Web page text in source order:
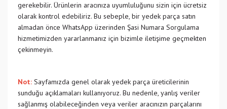
gerekebilir. Ürünlerin aracınıza uyumluluğunu sizin için ücretsiz
olarak kontrol edebiliriz. Bu sebeple, bir yedek parça satın
almadan önce WhatsApp üzerinden Şasi Numara Sorgulama
hizmetimizden yararlanmanız için bizimle iletişime geçmekten
çekinmeyin.
Not: Sayfamızda genel olarak yedek parça üreticilerinin
sunduğu açıklamaları kullanıyoruz. Bu nedenle, yanlış veriler
sağlanmış olabileceğinden veya veriler aracınızın parçalarını